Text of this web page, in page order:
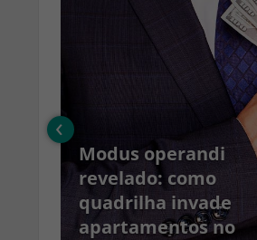
Modus operandi
revelado: como
quadrilha invade
apartamentos no
‹